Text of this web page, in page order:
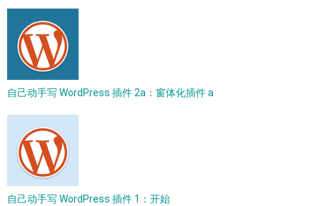
自己动手写 WordPress 插件 2a：窗体化插件 a
自己动手写 WordPress 插件 1：开始